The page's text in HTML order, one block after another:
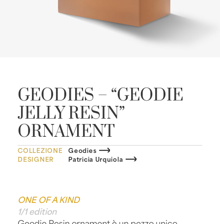
GEODIES – “GEODIE
JELLY RESIN”
ORNAMENT
COLLEZIONE
Geodies
DESIGNER
Patricia Urquiola
ONE OF A KIND
1/1 edition